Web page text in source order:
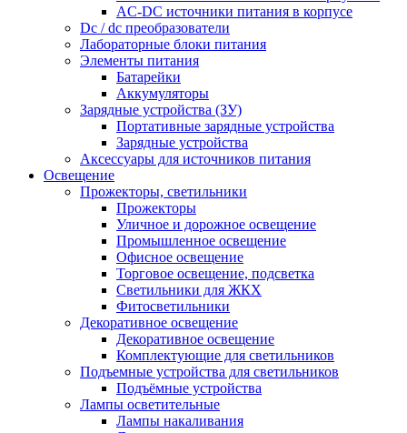
AC-DC источники питания в корпусе
Dc / dc преобразователи
Лабораторные блоки питания
Элементы питания
Батарейки
Аккумуляторы
Зарядные устройства (ЗУ)
Портативные зарядные устройства
Зарядные устройства
Аксессуары для источников питания
Освещение
Прожекторы, светильники
Прожекторы
Уличное и дорожное освещение
Промышленное освещение
Офисное освещение
Торговое освещение, подсветка
Светильники для ЖКХ
Фитосветильники
Декоративное освещение
Декоративное освещение
Комплектующие для светильников
Подъемные устройства для светильников
Подъёмные устройства
Лампы осветительные
Лампы накаливания